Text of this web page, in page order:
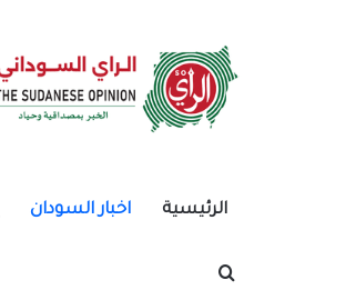
الرئيسية اخبار السودان
بحث عن